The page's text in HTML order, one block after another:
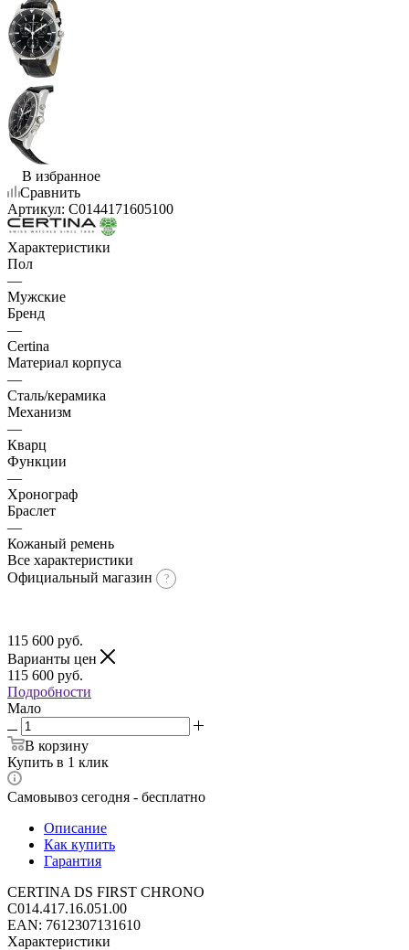
В избранное
Сравнить
Артикул: C0144171605100
Характеристики
Пол
—
Мужские
Бренд
—
Certina
Материал корпуса
—
Сталь/керамика
Механизм
—
Кварц
Функции
—
Хронограф
Браслет
—
Кожаный ремень
Все характеристики
Официальный магазин
115 600 руб.
Варианты цен
115 600 руб.
Подробности
Мало
В корзину
Купить в 1 клик
Самовывоз сегодня - бесплатно
Описание
Как купить
Гарантия
CERTINA DS FIRST CHRONO
C014.417.16.051.00
EAN: 7612307131610
Характеристики